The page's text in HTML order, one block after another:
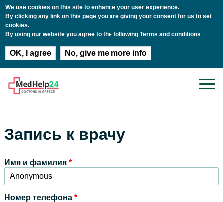
We use cookies on this site to enhance your user experience.
By clicking any link on this page you are giving your consent for us to set
cookies.
By using our website you agree to the followingTerms and conditions
OK, I agree No, give me more info
Запись к врачу
Имя и фамилия *
Номер телефона *